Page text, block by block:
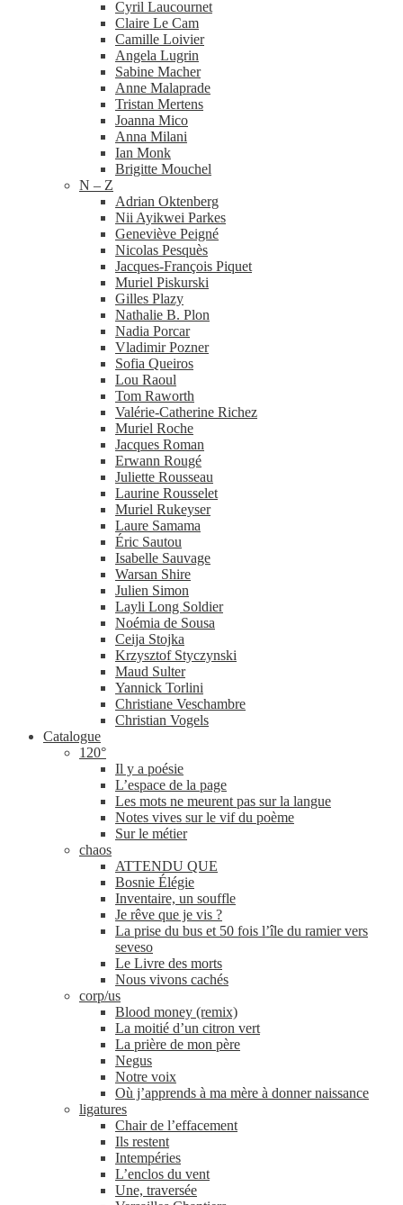
Cyril Laucournet
Claire Le Cam
Camille Loivier
Angela Lugrin
Sabine Macher
Anne Malaprade
Tristan Mertens
Joanna Mico
Anna Milani
Ian Monk
Brigitte Mouchel
N – Z
Adrian Oktenberg
Nii Ayikwei Parkes
Geneviève Peigné
Nicolas Pesquès
Jacques-​François Piquet
Muriel Piskurski
Gilles Plazy
Nathalie B. Plon
Nadia Porcar
Vladimir Pozner
Sofia Queiros
Lou Raoul
Tom Raworth
Valérie-​Catherine Richez
Muriel Roche
Jacques Roman
Erwann Rougé
Juliette Rousseau
Laurine Rousselet
Muriel Rukeyser
Laure Samama
Éric Sautou
Isabelle Sauvage
Warsan Shire
Julien Simon
Layli Long Soldier
Noémia de Sousa
Ceija Stojka
Krzysztof Styczynski
Maud Sulter
Yannick Torlini
Christiane Veschambre
Christian Vogels
Catalogue
120°
Il y a poésie
L’espace de la page
Les mots ne meurent pas sur la langue
Notes vives sur le vif du poème
Sur le métier
chaos
ATTENDU QUE
Bosnie Élégie
Inventaire, un souffle
Je rêve que je vis ?
La prise du bus et 50 fois l’île du ramier vers
seveso
Le Livre des morts
Nous vivons cachés
corp/​us
Blood money (remix)
La moitié d’un citron vert
La prière de mon père
Negus
Notre voix
Où j’apprends à ma mère à donner naissance
ligatures
Chair de l’effacement
Ils restent
Intempéries
L’enclos du vent
Une, traversée